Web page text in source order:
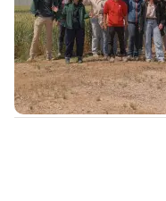
Le 2 juin dernier, la
d'expérimentation
accueilli la remise des
09 JUIN 2026